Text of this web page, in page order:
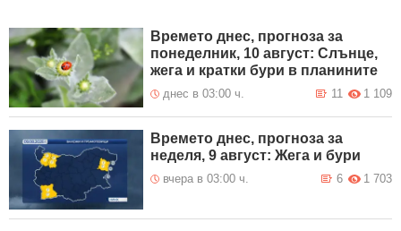
Времето днес, прогноза за
понеделник, 10 август: Слънце,
жега и кратки бури в планините
днес в 03:00 ч. 1 109
11
Времето днес, прогноза за
неделя, 9 август: Жега и бури
вчера в 03:00 ч. 1 703
6